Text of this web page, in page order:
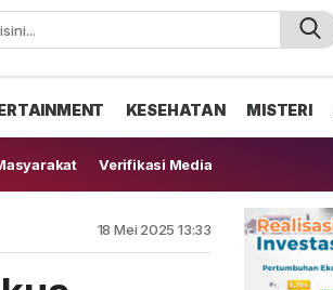
KESEHATAN MISTERI
Verifikasi Media
18 Mei 2025 13:33